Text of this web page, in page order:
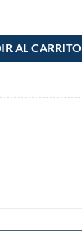
AL CARRITO